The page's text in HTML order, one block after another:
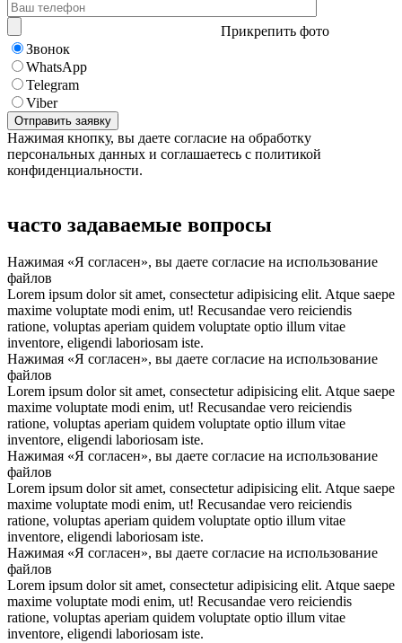
Прикрепить фото
Звонок
WhatsApp
Telegram
Viber
Нажимая кнопку, вы даете согласие на обработку
персональных данных и соглашаетесь с политикой
конфиденциальности.
часто задаваемые вопросы
Нажимая «Я согласен», вы даете согласие на использование
файлов
Lorem ipsum dolor sit amet, consectetur adipisicing elit. Atque saepe
maxime voluptate modi enim, ut! Recusandae vero reiciendis
ratione, voluptas aperiam quidem voluptate optio illum vitae
inventore, eligendi laboriosam iste.
Нажимая «Я согласен», вы даете согласие на использование
файлов
Lorem ipsum dolor sit amet, consectetur adipisicing elit. Atque saepe
maxime voluptate modi enim, ut! Recusandae vero reiciendis
ratione, voluptas aperiam quidem voluptate optio illum vitae
inventore, eligendi laboriosam iste.
Нажимая «Я согласен», вы даете согласие на использование
файлов
Lorem ipsum dolor sit amet, consectetur adipisicing elit. Atque saepe
maxime voluptate modi enim, ut! Recusandae vero reiciendis
ratione, voluptas aperiam quidem voluptate optio illum vitae
inventore, eligendi laboriosam iste.
Нажимая «Я согласен», вы даете согласие на использование
файлов
Lorem ipsum dolor sit amet, consectetur adipisicing elit. Atque saepe
maxime voluptate modi enim, ut! Recusandae vero reiciendis
ratione, voluptas aperiam quidem voluptate optio illum vitae
inventore, eligendi laboriosam iste.